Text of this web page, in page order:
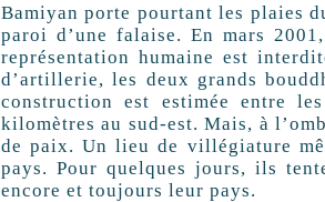
Bamiyan porte pourtant les plaies
paroi d’une falaise. En mars
représentation humaine est
d’artillerie, les deux grands
construction est estimée entre
kilomètres au sud-est. Mais, à
de paix. Un lieu de villégiature
pays. Pour quelques jours, ils
encore et toujours leur pays.